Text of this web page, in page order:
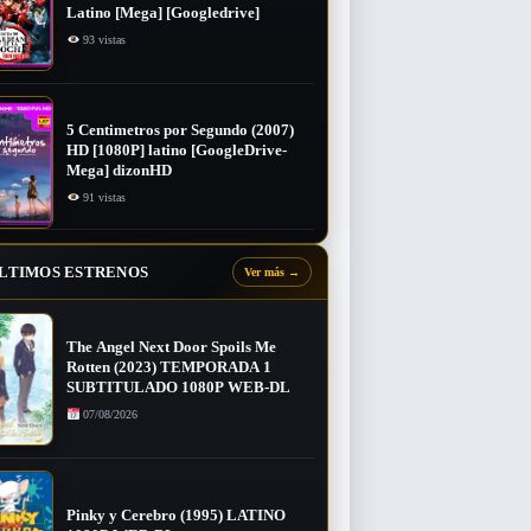
Latino [Mega] [Googledrive]
93 vistas
5 Centimetros por Segundo (2007) ​
HD [1080P] latino [GoogleDrive-
Mega] dizonHD
91 vistas
ESTRENOS Ver más →
The Angel Next Door Spoils Me
Rotten (2023) TEMPORADA 1
SUBTITULADO 1080P WEB-DL
07/08/2026
Pinky y Cerebro (1995) LATINO